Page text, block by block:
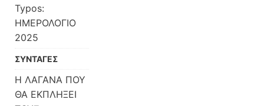
Typos:
ΗΜΕΡΟΛΟΓΙΟ
2025
ΣΥΝΤΑΓΕΣ
Η ΛΑΓΑΝΑ ΠΟΥ
ΘΑ ΕΚΠΛΗΞΕΙ